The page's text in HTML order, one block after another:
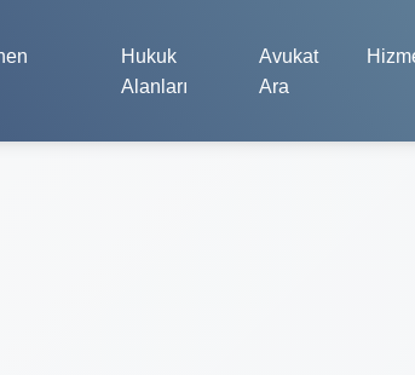
Hukuk
Alanları
Avukat
Ara